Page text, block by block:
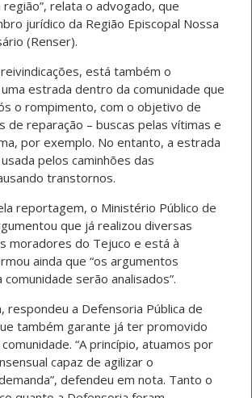
relata o advogado, que
jurídico da Região Episcopal Nossa
(Renser).
está também o
estrada dentro da comunidade que
o rompimento, com o objetivo de
de reparação – buscas pelas vítimas e
por exemplo. No entanto, a estrada
pelos caminhões das
transtornos.
reportagem, o Ministério Público de
que já realizou diversas
moradores do Tejuco e está à
ainda que “os argumentos
serão analisados”.
respondeu a Defensoria Pública de
também garante já ter promovido
“A princípio, atuamos por
capaz de agilizar o
defendeu em nota. Tanto o